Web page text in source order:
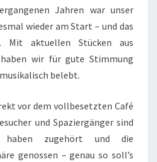
Jahren war unser
wieder am Start – und das
Mit aktuellen Stücken aus
wir für gute Stimmung
belebt.
vor dem vollbesetzten Café
und Spaziergänger sind
haben zugehört und die
genossen – genau so soll’s